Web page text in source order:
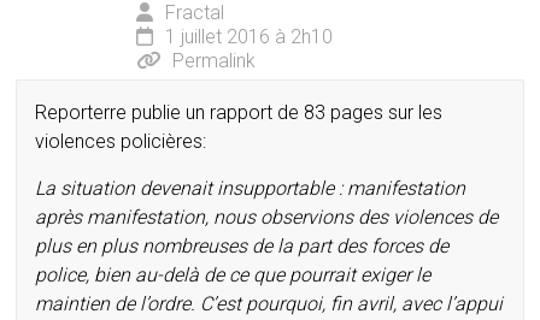
Fractal
1 juillet 2016 à 2h10
Permalink
Reporterre publie un rapport de 83 pages sur les
violences policières:
La situation devenait insupportable : manifestation
après manifestation, nous observions des violences de
plus en plus nombreuses de la part des forces de
police, bien au-delà de ce que pourrait exiger le
maintien de l’ordre. C’est pourquoi, fin avril, avec l’appui